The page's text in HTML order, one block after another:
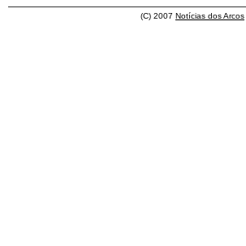
(C) 2007 Notícias dos Arcos